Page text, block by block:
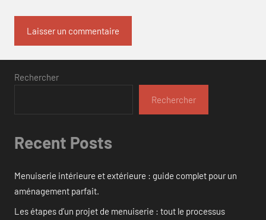
Rechercher
Rechercher
Recent Posts
Menuiserie intérieure et extérieure : guide complet pour un
aménagement parfait.
Les étapes d’un projet de menuiserie : tout le processus